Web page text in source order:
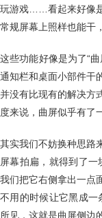
玩游戏……看起来好像
常规屏幕上照样也能干
这些功能好像是为了“
通知栏和桌面小部件干
并没有比现有的解决方
度来说，曲屏似乎有了
其实我们不妨换种思路
屏幕拍扁，就得到了
我们把它右侧拿出一点
不用的时候让它黑成
所见，这就是曲屏侧边